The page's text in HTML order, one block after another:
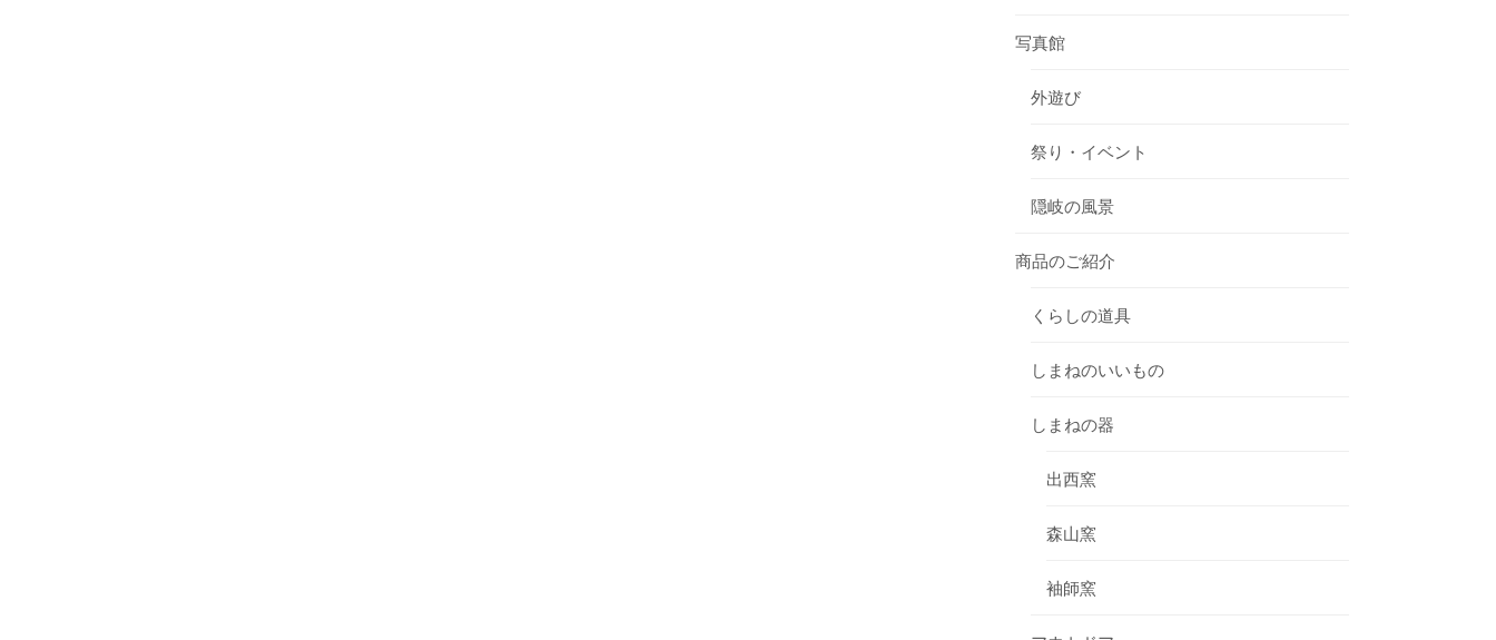
写真館
外遊び
祭り・イベント
隠岐の風景
商品のご紹介
くらしの道具
しまねのいいもの
しまねの器
出西窯
森山窯
袖師窯